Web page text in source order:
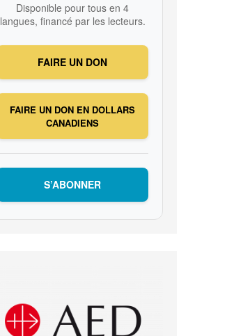
Disponible pour tous en 4
langues, financé par les lecteurs.
FAIRE UN DON
FAIRE UN DON EN DOLLARS
CANADIENS
S’ABONNER